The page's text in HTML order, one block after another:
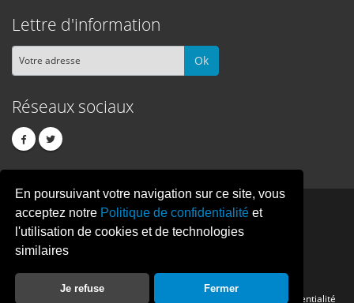
En poursuivant votre navigation sur ce site, vous
acceptez notre Politique de confidentialité et
l'utilisation de cookies et de technologies
similaires
Je refuse Fermer
Lettre d'information
Ok
Réseaux sociaux
PIXELCREATION
Publicité Politique de confidentialité